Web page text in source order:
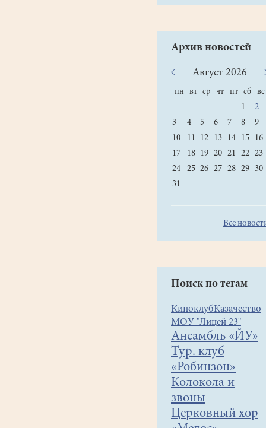
Архив новостей
Август 2026
пн вт ср чт пт сб вс
1
2
3
4 5 6 7 8
9
10
11 12 13 14 15
16
17
18 19 20 21 22 23
24
25 26 27 28 29
30
31
Все
Поиск по тегам
КиноклубКазачество
МОУ "Лицей 23"
Ансамбль «ЙУ»
Тур. клуб
«Робинзон»
Колокола и
звоны
Церковный хор